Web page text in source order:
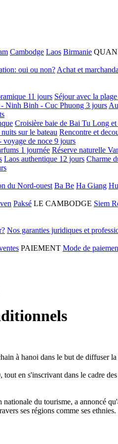
Cambodge Laos Birmanie
oui ou non? Achat et
11 jours Séjour avec la
Ninh Binh - Cuc Phuong 3 jours
Croisière baie de Bai Tu Long
sur le bateau Rencontre et
voyage de noce 9 jours
1 journée Réserve naturelle
Laos authentique 12 jours Charme
du Nord-ouest Ba Be Ha Giang
Paksé LE CAMBODGE Siem
Nos garanties juridiques et
PAIEMENT Mode de
à hanoi dans le but de diffuser
en s'inscrivant dans le cadre
du tourisme, a annoncé
ses régions comme ses ethnies.